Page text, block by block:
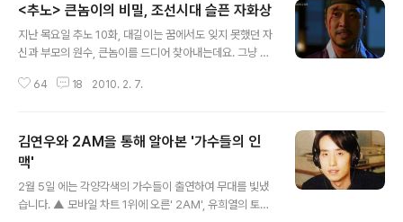
<추노> 큰놈이의 비밀, 조선시대 슬픈 자화상
지난 목요일 추노 10화, 대길이는 꿈에서도 잊지 못했던 자
신과 부모의 원수, 큰놈이를 드디어 찾아내는데요. 그냥 자
을 허락하지 않습니다. 큰놈이에게 자신과 똑같은 상처를
적인 사실을 털어놓습니다. 바로 대길이와 큰놈이가 배다
른 형제라는 사실이죠. 자신의 노비라고 믿어 의심치 않았
던 큰놈이가 결국 자신과 아버지가 같은 배다른 형제였다
는 이야기에 대길이는 큰 충격에 빠집니다. 이를 믿지 못하
는 대길이에게 큰놈이는 말하죠. "우리 어미가 그대 아버지
64 18 2010. 2. 7.
김연우와 2AM을 통해 알아본 '가수들의 인
맥'
2월 5일 에는 각양각색의 가수들이 출연하여 무대를 빛냈
습니다. ▲ 모바일 차트 1위에 오른' 2AM', 유희열의 토이